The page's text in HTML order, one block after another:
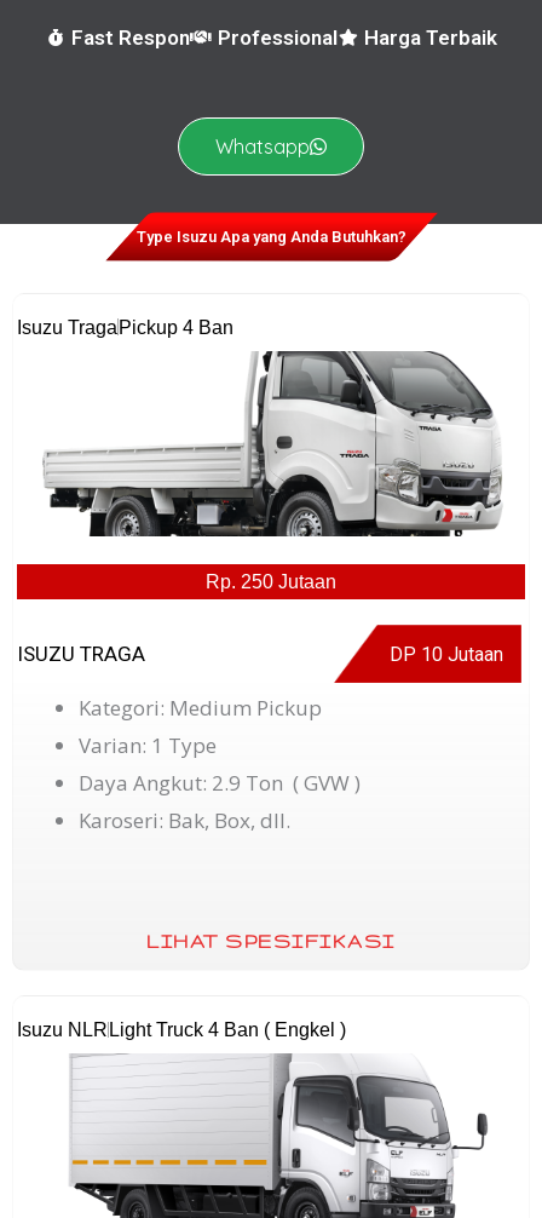
Fast Respon Professional Harga Terbaik
Whatsapp
Type Isuzu Apa yang Anda Butuhkan?
Isuzu Traga Pickup 4 Ban
Rp. 250 Jutaan
ISUZU TRAGA DP 10 Jutaan
Kategori: Medium Pickup
Varian: 1 Type
Daya Angkut: 2.9 Ton ( GVW )
Karoseri: Bak, Box, dll.
LIHAT SPESIFIKASI
Isuzu NLR Light Truck 4 Ban ( Engkel )